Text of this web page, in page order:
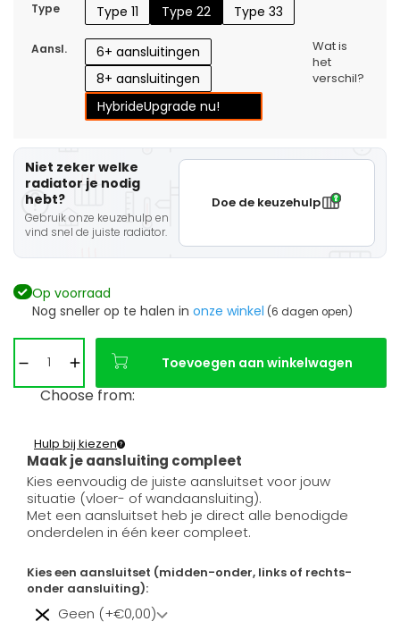
Type Type 11 Type 22 Type 33
Aansl.
6+ aansluitingen
8+ aansluitingen
HybrideUpgrade nu!
Wat is
het
verschil?
Niet zeker welke
radiator je nodig
hebt?
Gebruik onze keuzehulp en
vind snel de juiste radiator.
Doe de keuzehulp
Op voorraad
Nog sneller op te halen in onze winkel (6 dagen open)
Toevoegen aan winkelwagen
Choose from:
Maak je aansluiting compleet
Hulp bij kiezen
Kies eenvoudig de juiste aansluitset voor jouw
situatie (vloer- of wandaansluiting).
Met een aansluitset heb je direct alle benodigde
onderdelen in één keer compleet.
Kies een aansluitset (midden-onder, links of rechts-
onder aansluiting):
Geen (+€0,00)